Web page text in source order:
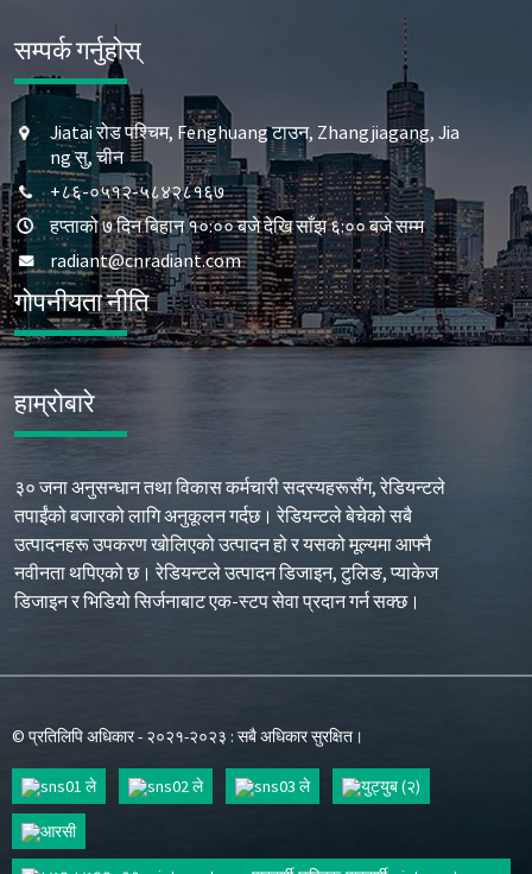
सम्पर्क गर्नुहोस्
Jiatai रोड पश्चिम, Fenghuang टाउन, Zhangjiagang, Jia
ng सु, चीन
+८६-०५१२-५८४२८१६७
हप्ताको ७ दिन बिहान १०:०० बजे देखि साँझ ६:०० बजे सम्म
radiant@cnradiant.com
गोपनीयता नीति
हाम्रोबारे
३० जना अनुसन्धान तथा विकास कर्मचारी सदस्यहरूसँग, रेडियन्टले
तपाईंको बजारको लागि अनुकूलन गर्दछ। रेडियन्टले बेचेको सबै
उत्पादनहरू उपकरण खोलिएको उत्पादन हो र यसको मूल्यमा आफ्नै
नवीनता थपिएको छ। रेडियन्टले उत्पादन डिजाइन, टुलिङ, प्याकेज
डिजाइन र भिडियो सिर्जनाबाट एक-स्टप सेवा प्रदान गर्न सक्छ।
© प्रतिलिपि अधिकार - २०२१-२०२३ : सबै अधिकार सुरक्षित।